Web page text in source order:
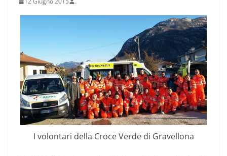
I volontari della Croce Verde di Gravellona